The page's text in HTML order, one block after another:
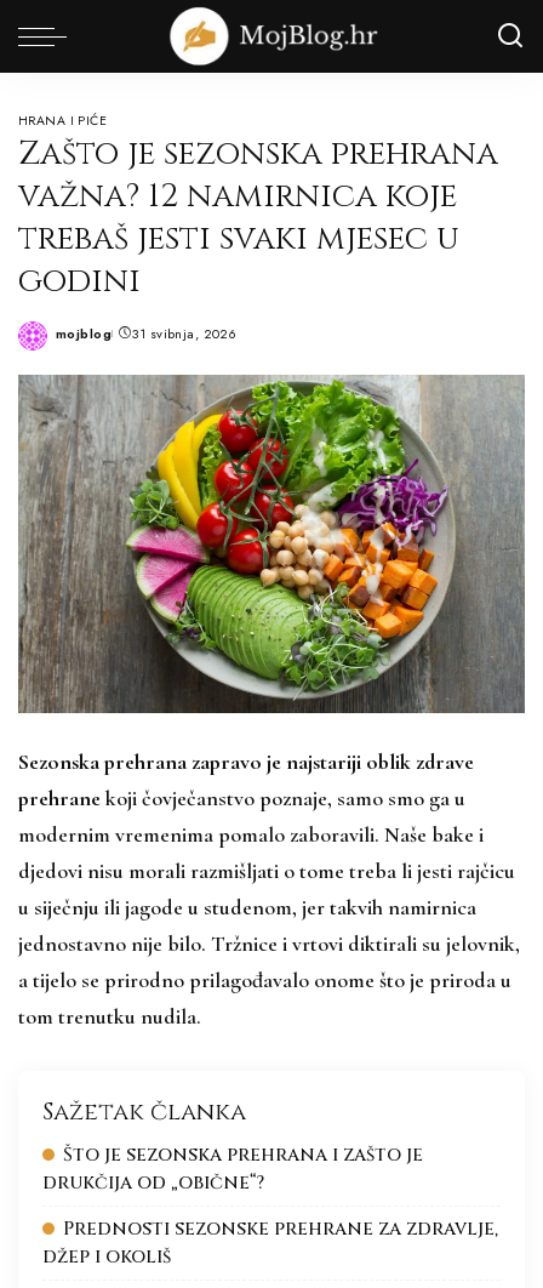
HRANA I PIĆE
Zašto je sezonska prehrana
važna? 12 namirnica koje
trebaš jesti svaki mjesec u
godini
Posted
mojblog 31 svibnja, 2026
Sezonska prehrana zapravo je najstariji oblik zdrave
prehranekoji čovječanstvo poznaje, samo smo ga u
modernim vremenima pomalo zaboravili. Naše bake i
djedovi nisu morali razmišljati o tome treba li jesti rajčicu
u siječnju ili jagode u studenom, jer takvih namirnica
jednostavno nije bilo. Tržnice i vrtovi diktirali su jelovnik,
a tijelo se prirodno prilagođavalo onome što je priroda u
tom trenutku nudila.
Sažetak članka
Što je sezonska prehrana i zašto je
drukčija od „obične“?
Prednosti sezonske prehrane za zdravlje,
džep i okoliš